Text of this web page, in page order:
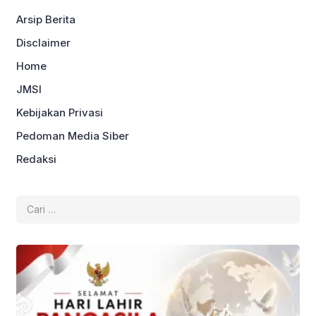
Arsip Berita
Disclaimer
Home
JMSI
Kebijakan Privasi
Pedoman Media Siber
Redaksi
untuk: